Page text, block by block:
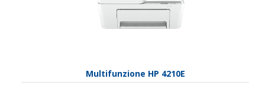
Multifunzione HP 4210E